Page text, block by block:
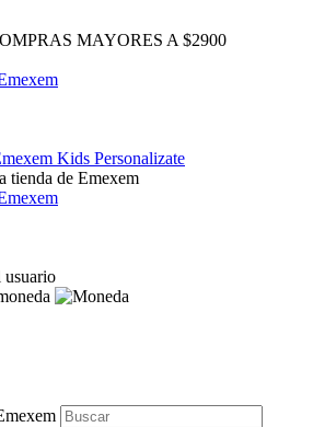
MAYORES A $2900
Kids Personalizate